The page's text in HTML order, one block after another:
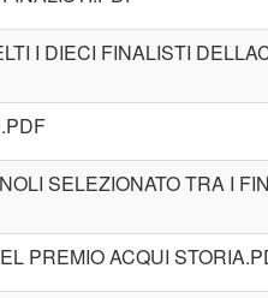
I DIECI FINALISTI
SELEZIONATO TRA I
PREMIO ACQUI